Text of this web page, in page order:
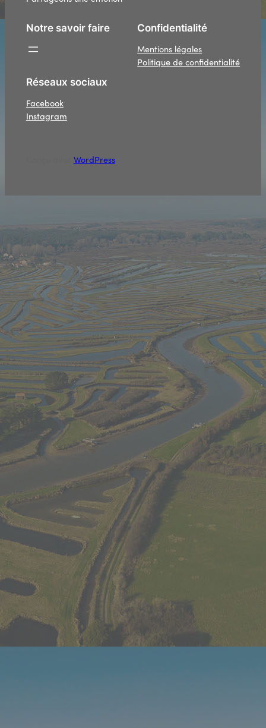
Notre savoir faire
Confidentialité
Mentions légales
Politique de confidentialité
Réseaux sociaux
Facebook
Instagram
WordPress